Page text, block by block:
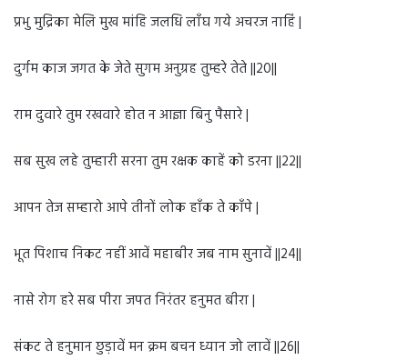
प्रभु मुद्रिका मेलि मुख मांहि जलधि लाँघ गये अचरज नाहिं |
दुर्गम काज जगत के जेते सुगम अनुग्रह तुम्हरे तेते ||20||
राम दुवारे तुम रखवारे होत न आज्ञा बिनु पैसारे |
सब सुख लहे तुम्हारी सरना तुम रक्षक काहें को डरना ||22||
आपन तेज सम्हारो आपे तीनों लोक हाँक ते काँपे |
भूत पिशाच निकट नहीं आवें महाबीर जब नाम सुनावें ||24||
नासे रोग हरे सब पीरा जपत निरंतर हनुमत बीरा |
संकट ते हनुमान छुड़ावें मन क्रम बचन ध्यान जो लावें ||26||